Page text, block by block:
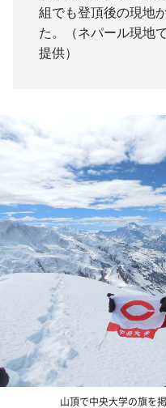
組でも登頂後の現地
た。（ネパール現地
提供）
山頂で中央大学の旗を